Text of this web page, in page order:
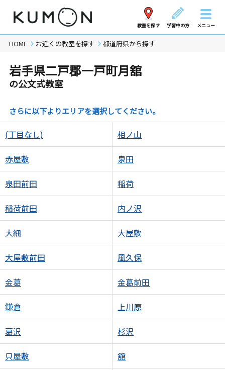
教室を探す 学習中の方 メニュー
HOME お近くの教室を探す 都道府県から探す
岩手県二戸郡一戸町月舘
の公文式教室
さらに以下よりエリアを選択してください。
(丁目なし) 相ノ山
赤屋敷 泉田
泉田前田 稲荷
稲荷前田 内ノ沢
大細 大屋敷
大屋敷前田 風久保
金葛 金葛前田
鎌倉 上川原
葛沢 杉沢
只屋敷 舘